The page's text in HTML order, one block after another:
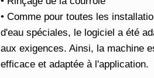
• Comme pour toutes les
d'eau spéciales, le logiciel a été
aux exigences. Ainsi, la machine
efficace et adaptée à l'application.